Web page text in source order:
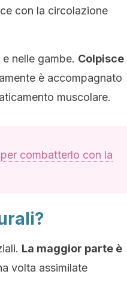
con la circolazione
nelle gambe. Colpisce
è accompagnato
muscolare.
combatterlo con la
La maggior parte è
volta assimilate